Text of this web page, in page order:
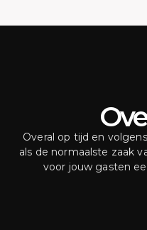
Overal op tijd en
als de normaalste zaak
voor jouw gasten